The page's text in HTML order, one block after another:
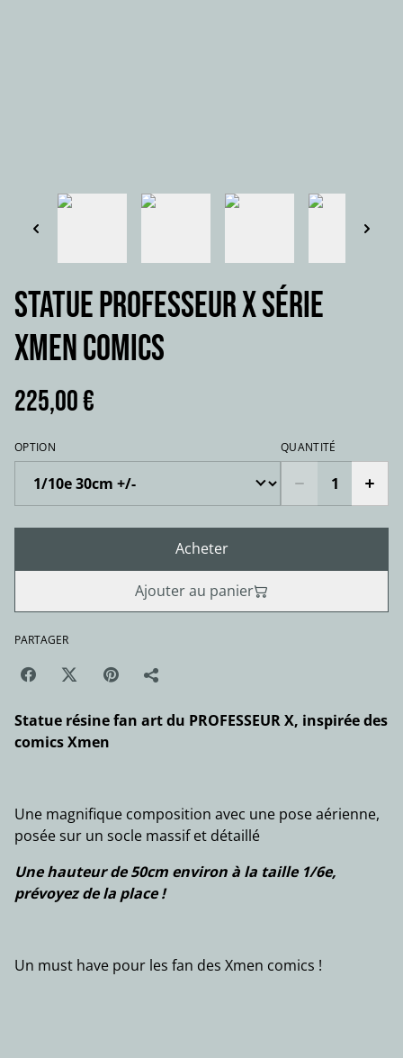
STATUE PROFESSEUR X série
Xmen comics
225,00 €
OPTION QUANTITÉ
Acheter
Ajouter au panier
PARTAGER
Statue résine fan art du PROFESSEUR X, inspirée des
comics Xmen
Une magnifique composition avec une pose aérienne,
posée sur un socle massif et détaillé
Une hauteur de 50cm environ à la taille 1/6e,
prévoyez de la place !
Un must have pour les fan des Xmen comics !